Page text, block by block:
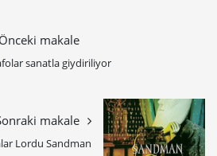
Önceki makale
sanatla giydiriliyor
makale
Lordu Sandman